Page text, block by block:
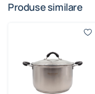
Produse similare